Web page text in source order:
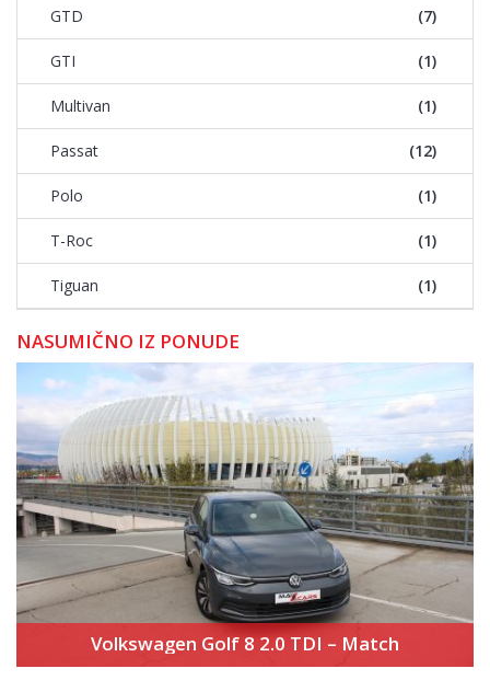
GTD (7)
GTI (1)
Multivan (1)
Passat (12)
Polo (1)
T-Roc (1)
Tiguan (1)
NASUMIČNO IZ PONUDE
Volkswagen Golf 8 2.0 TDI – Match